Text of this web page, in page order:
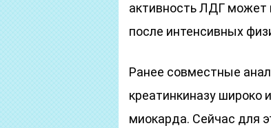
активность ЛДГ может
после интенсивных
Ранее совместные
креатинкиназу широко
миокарда. Сейчас для